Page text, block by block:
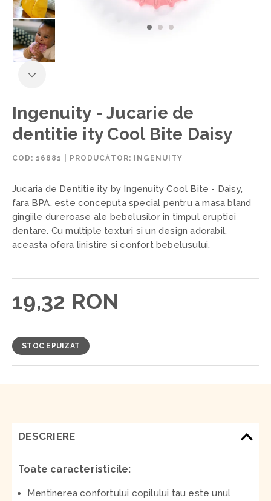
Ingenuity - Jucarie de
dentitie ity Cool Bite Daisy
COD: 16881 PRODUCĂTOR: INGENUITY
Jucaria de Dentitie ity by Ingenuity Cool Bite - Daisy,
fara BPA, este conceputa special pentru a masa bland
gingiile dureroase ale bebelusilor in timpul eruptiei
dentare. Cu multiple texturi si un design adorabil,
aceasta ofera linistire si confort bebelusului.
19,32 RON
STOC EPUIZAT
DESCRIERE
Toate caracteristicile:
Mentinerea confortului copilului tau este unul